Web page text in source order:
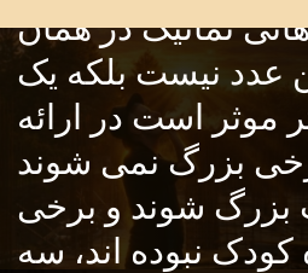
تماتیک در همان
عدد نیست بلکه یک
موثر است در ارائه
بزرگ نمی شوند
بزرگ شوند و برخی
کودک نبوده اند، سه